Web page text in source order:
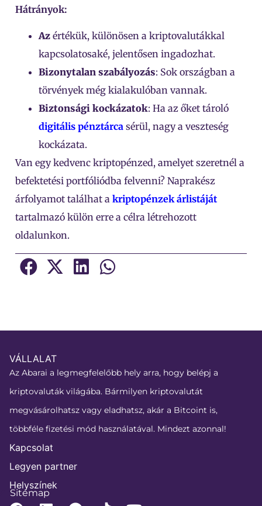
Hátrányok:
Az értékük, különösen a kriptovalutákkal
kapcsolatosaké, jelentősen ingadozhat.
Bizonytalan szabályozás: Sok országban a
törvények még kialakulóban vannak.
Biztonsági kockázatok: Ha az őket tároló
digitális pénztárca sérül, nagy a veszteség
kockázata.
Van egy kedvenc kriptopénzed, amelyet szeretnél a
befektetési portfóliódba felvenni? Naprakész
árfolyamot találhat a kriptopénzek árlistáját
tartalmazó külön erre a célra létrehozott
oldalunkon.
VÁLLALAT
Az Abarai a legmegfelelőbb hely arra, hogy belépj a
kriptovaluták világába. Bármilyen kriptovalutát
megvásárolhatsz vagy eladhatsz, akár a Bitcoint is,
többféle fizetési mód használatával. Mindezt azonnal!
Kapcsolat
Legyen partner
Helyszínek
Sitemap